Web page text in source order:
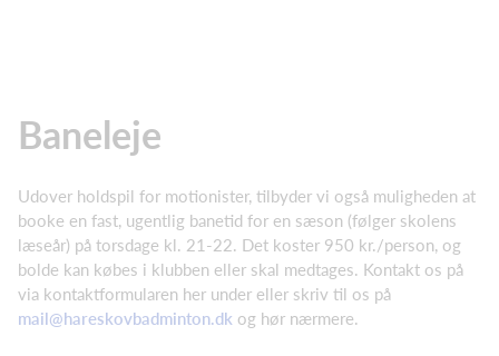
Baneleje
Udover holdspil for motionister, tilbyder vi også muligheden at
booke en fast, ugentlig banetid for en sæson (følger skolens
læseår) på torsdage kl. 21-22. Det koster 950 kr./person, og
bolde kan købes i klubben eller skal medtages. Kontakt os på
via kontaktformularen her under eller skriv til os på
mail@hareskovbadminton.dk og hør nærmere.